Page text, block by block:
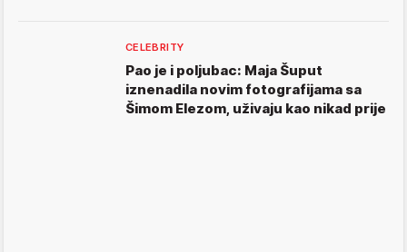
CELEBRITY
Pao je i poljubac: Maja Šuput
iznenadila novim fotografijama sa
Šimom Elezom, uživaju kao nikad prije